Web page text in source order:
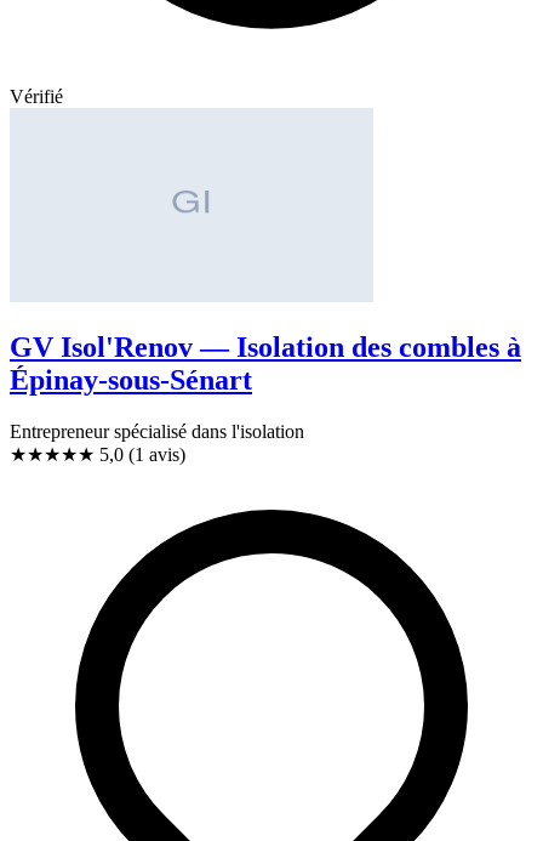
Vérifié
GV Isol'Renov — Isolation des combles à
Épinay-sous-Sénart
Entrepreneur spécialisé dans l'isolation
★★★★★ 5,0 (1 avis)